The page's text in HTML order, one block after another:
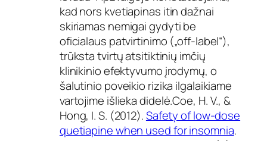
kad nors kvetiapinas itin dažnai
skiriamas nemigai gydyti be
oficialaus patvirtinimo („off-label“),
trūksta tvirtų atsitiktinių imčių
klinikinio efektyvumo įrodymų, o
šalutinio poveikio rizika ilgalaikiame
vartojime išlieka didelė.Coe, H. V., &
Hong, I. S. (2012).Safety of low-dose
quetiapine when used for insomnia.